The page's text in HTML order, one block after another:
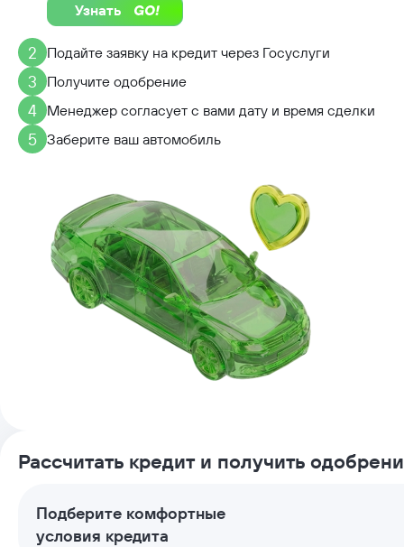
Узнать
2 Подайте заявку на кредит через Госуслуги
3 Получите одобрение
4 Менеджер согласует с вами дату и время сделки
5 Заберите ваш автомобиль
Рассчитать кредит и получить
Подберите комфортные
условия кредита